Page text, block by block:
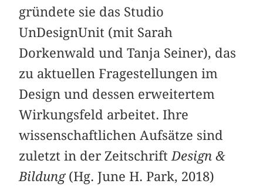
gründete sie das Studio
UnDesignUnit (mit Sarah
Dorkenwald und Tanja Seiner), das
zu aktuellen Fragestellungen im
Design und dessen erweitertem
Wirkungsfeld arbeitet. Ihre
wissenschaftlichen Aufsätze sind
zuletzt in der ZeitschriftDesign &
Bildung(Hg. June H. Park, 2018)